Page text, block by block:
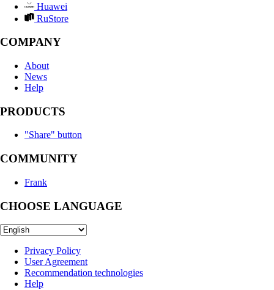
Huawei
RuStore
COMPANY
About
News
Help
PRODUCTS
"Share" button
COMMUNITY
Frank
CHOOSE LANGUAGE
Privacy Policy
User Agreement
Recommendation technologies
Help